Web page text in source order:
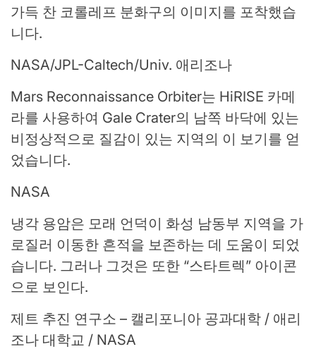
가득 찬 코롤레프 분화구의 이미지를 포착했습
니다.
NASA/JPL-Caltech/Univ. 애리조나
Mars Reconnaissance Orbiter는 HiRISE 카메
라를 사용하여 Gale Crater의 남쪽 바닥에 있는
비정상적으로 질감이 있는 지역의 이 보기를 얻
었습니다.
NASA
냉각 용암은 모래 언덕이 화성 남동부 지역을 가
로질러 이동한 흔적을 보존하는 데 도움이 되었
습니다. 그러나 그것은 또한 “스타트렉” 아이콘
으로 보인다.
제트 추진 연구소 – 캘리포니아 공과대학 / 애리
조나 대학교 / NASA